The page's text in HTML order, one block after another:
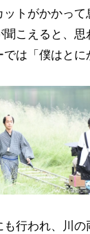
ットがかかっ
聞こえると、
は「僕はとに
も行われ、川